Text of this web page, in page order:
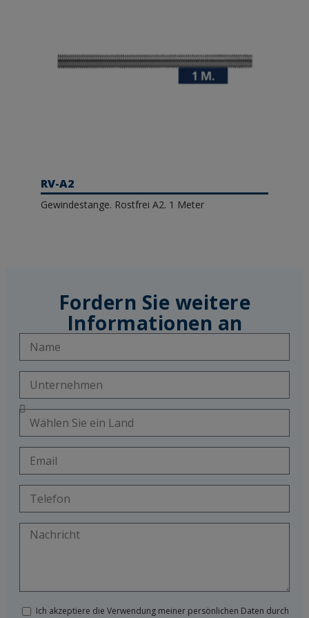
RV-A2
Gewindestange. Rostfrei A2. 1 Meter
Fordern Sie weitere
Informationen an
Ich akzeptiere die Verwendung meiner persönlichen Daten durch